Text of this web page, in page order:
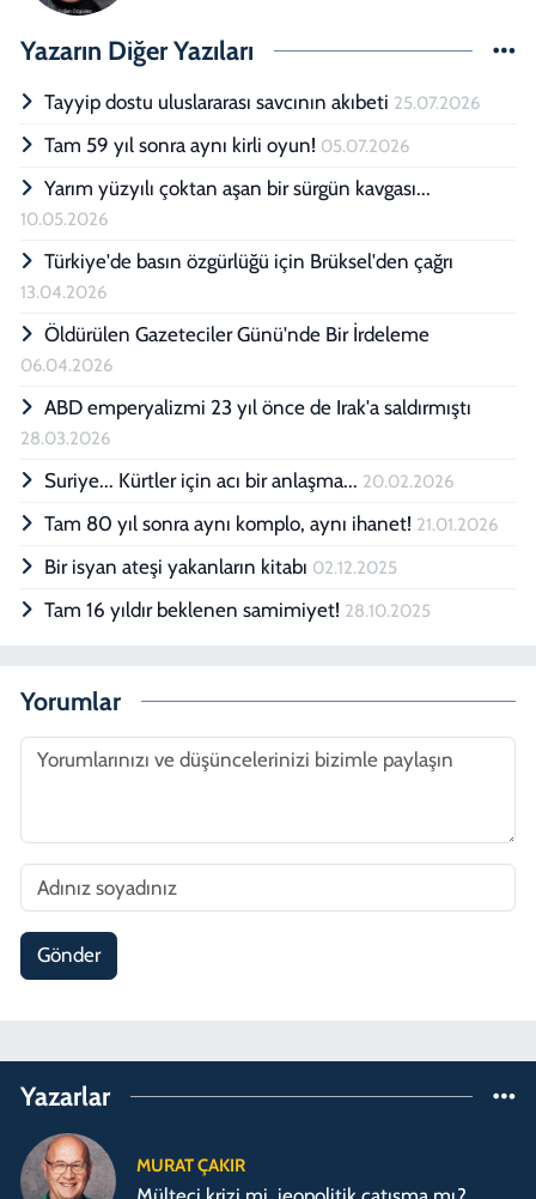
Yazarın Diğer Yazıları
Tayyip dostu uluslararası savcının akıbeti 25.07.2026
Tam 59 yıl sonra aynı kirli oyun! 05.07.2026
Yarım yüzyılı çoktan aşan bir sürgün kavgası...
10.05.2026
Türkiye'de basın özgürlüğü için Brüksel'den çağrı
13.04.2026
Öldürülen Gazeteciler Günü'nde Bir İrdeleme
06.04.2026
ABD emperyalizmi 23 yıl önce de Irak'a saldırmıştı
28.03.2026
Suriye... Kürtler için acı bir anlaşma... 20.02.2026
Tam 80 yıl sonra aynı komplo, aynı ihanet! 21.01.2026
Bir isyan ateşi yakanların kitabı 02.12.2025
Tam 16 yıldır beklenen samimiyet! 28.10.2025
Yorumlar
Gönder
Yazarlar
MURAT ÇAKIR